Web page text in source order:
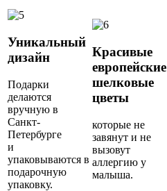
Уникальный
дизайн
Подарки
делаются
вручную в
Санкт-
Петербурге
и
упаковываются в
подарочную
упаковку.
Красивые
европейские
шелковые
цветы
которые не
завянут и не
вызовут
аллергию у
малыша.